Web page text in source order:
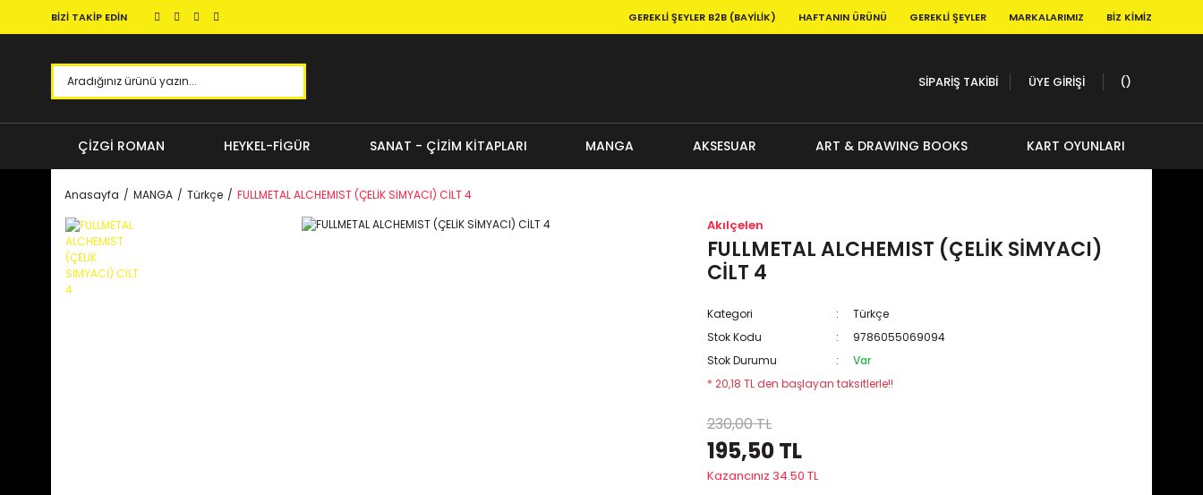
BİZİ TAKİP EDİN GEREKLI ŞEYLER B2B (BAYILIK) HAFTANIN ÜRÜNÜ GEREKLI ŞEYLER MARKALARIMIZ BIZ KIMIZ
SİPARİŞ TAKİBİ ÜYE GİRİŞİ
ÇİZGİ ROMAN HEYKEL-FİGÜR SANAT - ÇİZİM KİTAPLARI MANGA AKSESUAR ART & DRAWING BOOKS KART OYUNLARI
Anasayfa MANGA Türkçe FULLMETAL ALCHEMIST (ÇELİK SİMYACI) CİLT 4
Akılçelen
FULLMETAL ALCHEMIST (ÇELİK SİMYACI)
CİLT 4
Kategori
Türkçe
Stok Kodu
9786055069094
Stok Durumu
Var
* 20,18 TL den başlayan taksitlerle!!
230,00 TL
195,50 TL
Kazancınız 34.50 TL